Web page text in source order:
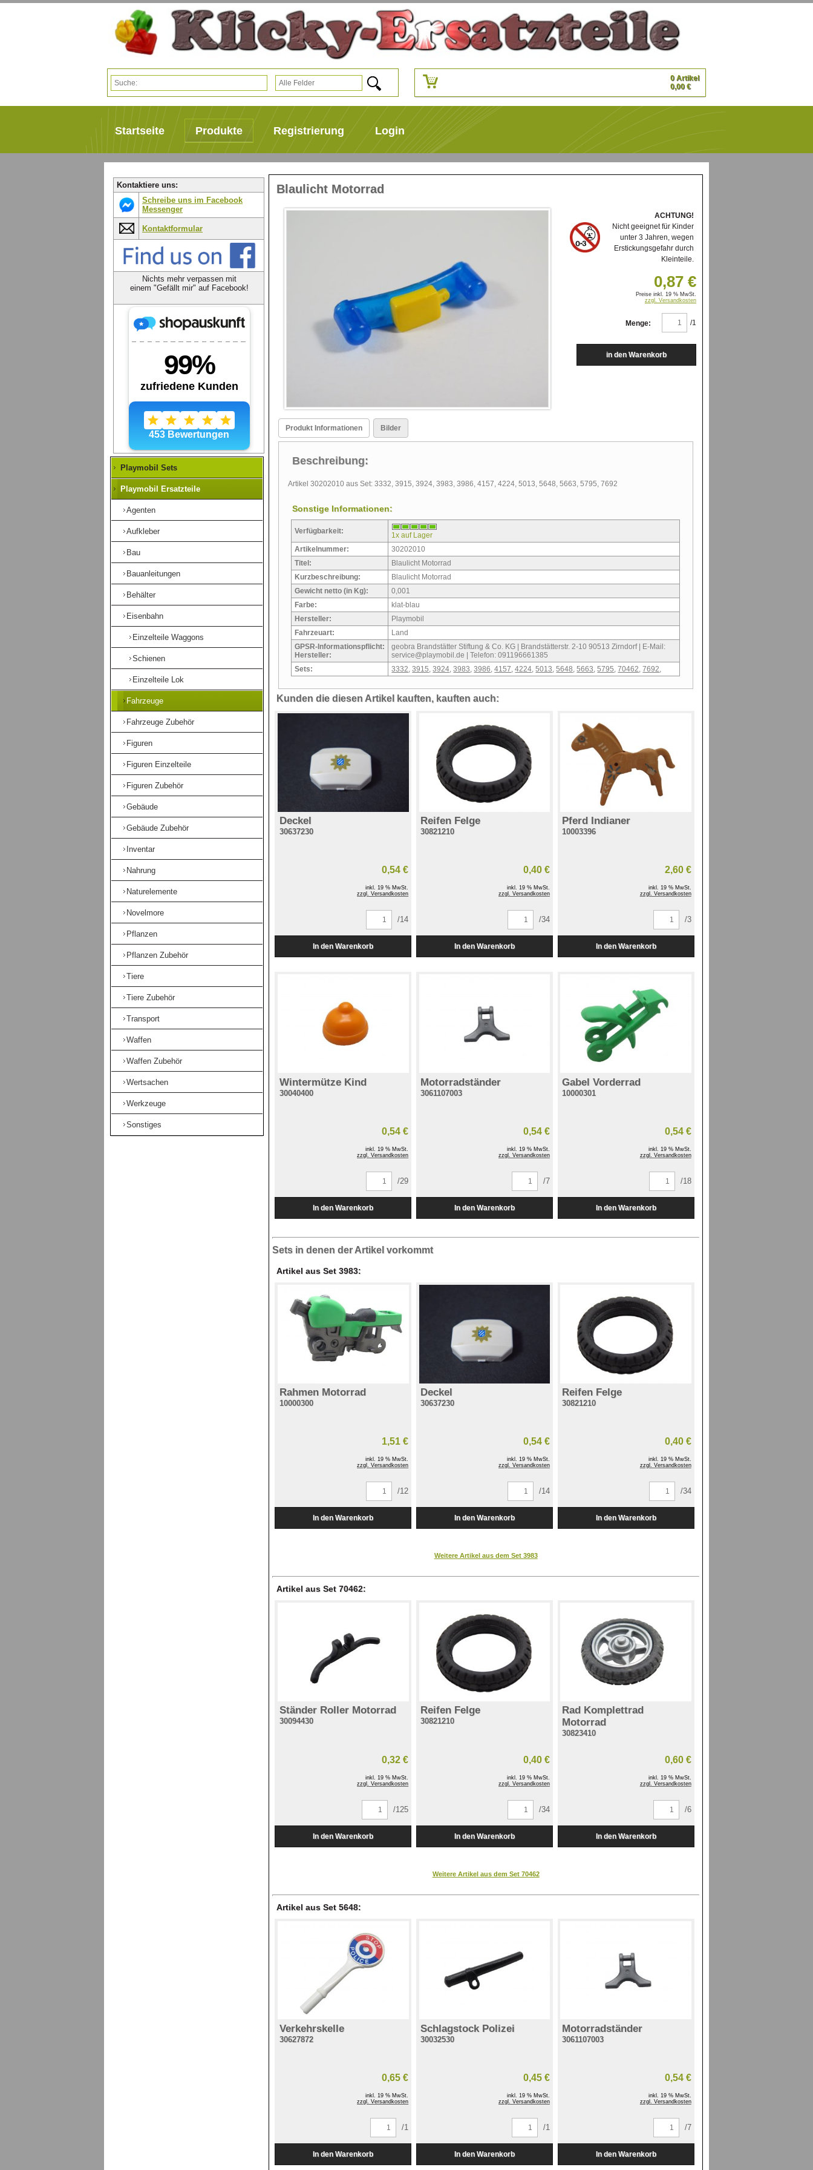
0 Artikel
0,00 €
Startseite Produkte Registrierung Login
Blaulicht Motorrad
ACHTUNG!
Nicht geeignet für Kinder
unter 3 Jahren, wegen
Erstickungsgefahr durch
Kleinteile.
0,87 €
Preise inkl. 19 % MwSt.
zzgl. Versandkosten
Menge: /1
Produkt Informationen Bilder
Beschreibung:
Artikel 30202010 aus Set: 3332, 3915, 3924, 3983, 3986, 4157, 4224, 5013, 5648, 5663, 5795, 7692
Sonstige Informationen:
Verfügbarkeit:
1x auf Lager
Artikelnummer:
30202010
Titel:
Blaulicht Motorrad
Kurzbeschreibung:
Blaulicht Motorrad
Gewicht netto (in Kg):
0,001
Farbe:
klat-blau
Hersteller:
Playmobil
Fahrzeuart:
Land
GPSR-Informationspflicht:
Hersteller:
geobra Brandstätter Stiftung & Co. KG | Brandstätterstr. 2-10 90513 Zirndorf | E-Mail:
service@playmobil.de | Telefon: 091196661385
Sets:
3332,3915,3924,3983,3986,4157,4224,5013,5648,5663,5795,70462,7692,
Kunden die diesen Artikel kauften, kauften auch:
Deckel
30637230
0,54 €
inkl. 19 % MwSt.
zzgl. Versandkosten
/14
Reifen Felge
30821210
0,40 €
inkl. 19 % MwSt.
zzgl. Versandkosten
/34
Pferd Indianer
10003396
2,60 €
inkl. 19 % MwSt.
zzgl. Versandkosten
/3
Wintermütze Kind
30040400
0,54 €
inkl. 19 % MwSt.
zzgl. Versandkosten
/29
Motorradständer
3061107003
0,54 €
inkl. 19 % MwSt.
zzgl. Versandkosten
/7
Gabel Vorderrad
10000301
0,54 €
inkl. 19 % MwSt.
zzgl. Versandkosten
/18
Sets in denen der Artikel vorkommt
Artikel aus Set 3983:
Rahmen Motorrad
10000300
1,51 €
inkl. 19 % MwSt.
zzgl. Versandkosten
/12
Deckel
30637230
0,54 €
inkl. 19 % MwSt.
zzgl. Versandkosten
/14
Reifen Felge
30821210
0,40 €
inkl. 19 % MwSt.
zzgl. Versandkosten
/34
Weitere Artikel aus dem Set 3983
Artikel aus Set 70462:
Ständer Roller Motorrad
30094430
0,32 €
inkl. 19 % MwSt.
zzgl. Versandkosten
/125
Reifen Felge
30821210
0,40 €
inkl. 19 % MwSt.
zzgl. Versandkosten
/34
Rad Komplettrad
Motorrad
30823410
0,60 €
inkl. 19 % MwSt.
zzgl. Versandkosten
/6
Weitere Artikel aus dem Set 70462
Artikel aus Set 5648:
Verkehrskelle
30627872
0,65 €
inkl. 19 % MwSt.
zzgl. Versandkosten
/1
Schlagstock Polizei
30032530
0,45 €
inkl. 19 % MwSt.
zzgl. Versandkosten
/1
Motorradständer
3061107003
0,54 €
inkl. 19 % MwSt.
zzgl. Versandkosten
/7
Kontaktiere uns:
Schreibe uns im Facebook
Messenger
Kontaktformular
Nichts mehr verpassen mit
einem "Gefällt mir" auf Facebook!
Playmobil Sets
Playmobil Ersatzteile
Agenten
Aufkleber
Bau
Bauanleitungen
Behälter
Eisenbahn
Einzelteile Waggons
Schienen
Einzelteile Lok
Fahrzeuge
Fahrzeuge Zubehör
Figuren
Figuren Einzelteile
Figuren Zubehör
Gebäude
Gebäude Zubehör
Inventar
Nahrung
Naturelemente
Novelmore
Pflanzen
Pflanzen Zubehör
Tiere
Tiere Zubehör
Transport
Waffen
Waffen Zubehör
Wertsachen
Werkzeuge
Sonstiges